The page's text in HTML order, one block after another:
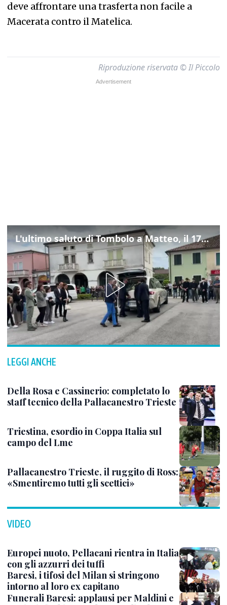
deve affrontare una trasferta non facile a
Macerata contro il Matelica.
Riproduzione riservata © Il Piccolo
L'ultimo saluto di Tombolo a Matteo, il 17enne morto di tumore. Il video
LEGGI ANCHE
Della Rosa e Cassinerio: completato lo
staff tecnico della Pallacanestro Trieste
Triestina, esordio in Coppa Italia sul
campo del Lme
Pallacanestro Trieste, il ruggito di Ross:
«Smentiremo tutti gli scettici»
VIDEO
Europei nuoto, Pellacani rientra in Italia
con gli azzurri dei tuffi
Baresi, i tifosi del Milan si stringono
intorno al loro ex capitano
Funerali Baresi: applausi per Maldini e